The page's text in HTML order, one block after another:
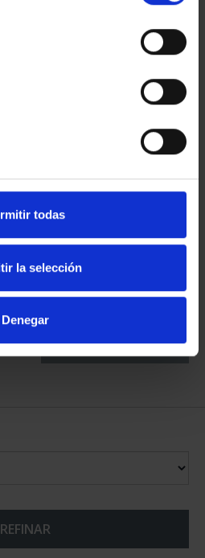
todas
la selección
Denegar
Sólo para usuarios
registrados
PROVINCIA COLECCION
COMPLET...
REFINAR